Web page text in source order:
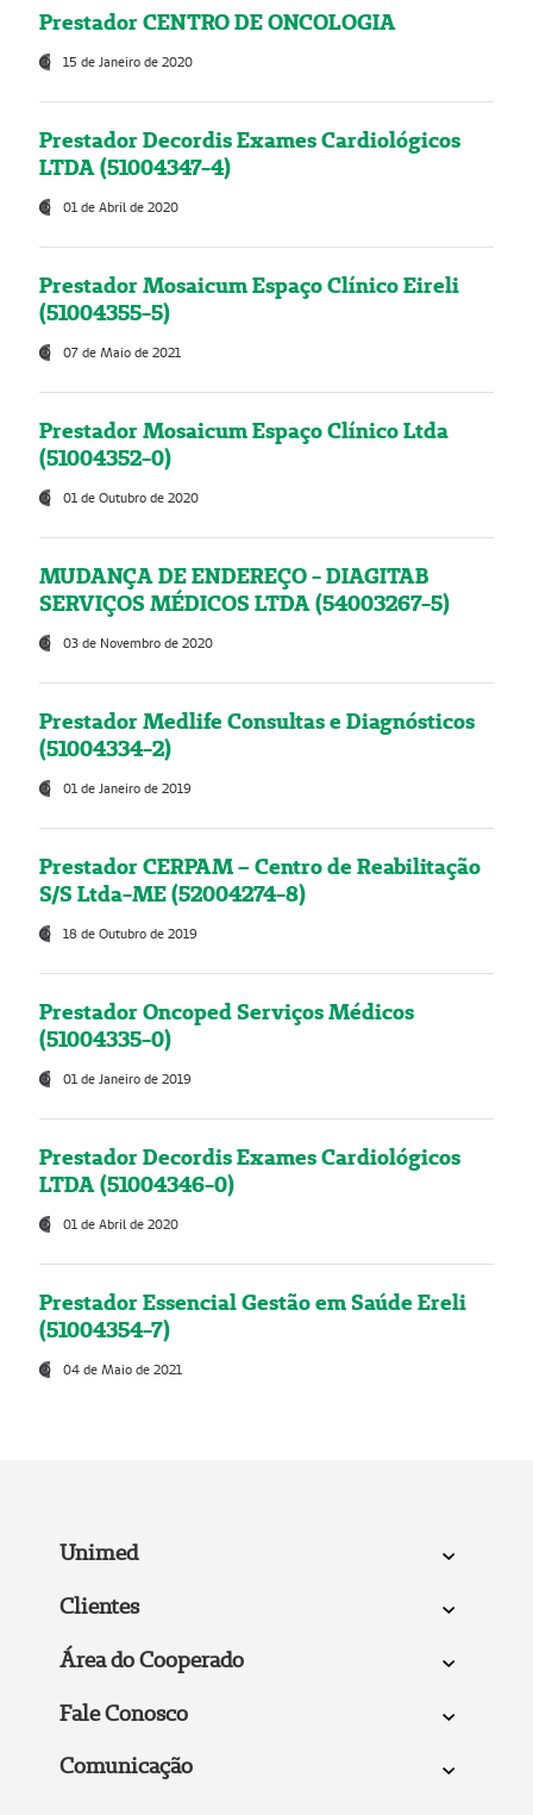
Prestador CENTRO DE ONCOLOGIA
15 de Janeiro de 2020
Prestador Decordis Exames Cardiológicos
LTDA (51004347-4)
01 de Abril de 2020
Prestador Mosaicum Espaço Clínico Eireli
(51004355-5)
07 de Maio de 2021
Prestador Mosaicum Espaço Clínico Ltda
(51004352-0)
01 de Outubro de 2020
MUDANÇA DE ENDEREÇO - DIAGITAB
SERVIÇOS MÉDICOS LTDA (54003267-5)
03 de Novembro de 2020
Prestador Medlife Consultas e Diagnósticos
(51004334-2)
01 de Janeiro de 2019
Prestador CERPAM – Centro de Reabilitação
S/S Ltda-ME (52004274-8)
18 de Outubro de 2019
Prestador Oncoped Serviços Médicos
(51004335-0)
01 de Janeiro de 2019
Prestador Decordis Exames Cardiológicos
LTDA (51004346-0)
01 de Abril de 2020
Prestador Essencial Gestão em Saúde Ereli
(51004354-7)
04 de Maio de 2021
Unimed
Clientes
Área do Cooperado
Fale Conosco
Comunicação